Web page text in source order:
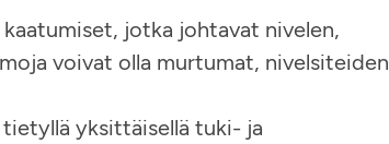
jotka johtavat nivelen,
voivat olla murtumat, nivelsiteiden
yksittäisellä tuki- ja